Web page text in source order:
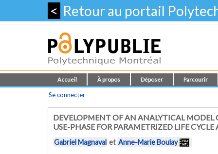
< Retour au portail
Accueil À propos Déposer Parcourir
Se connecter
DEVELOPMENT OF AN ANALYTICAL
USE-PHASE FOR PARAMETRIZED LIFE CYCLE
Gabriel Magnaval et Anne-Marie Boulay